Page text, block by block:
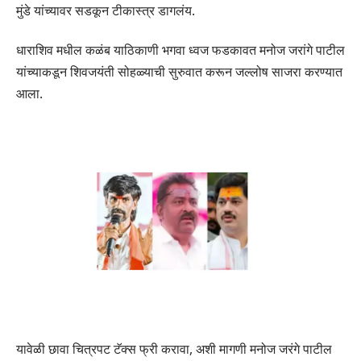
मुंडे यांच्यावर सडकून टीकास्त्र डागलंय.
धाराशिव मधील कळंब याठिकाणी भगवा ध्वज फडकावत मनोज जरांगे पाटील
यांच्याकडून शिवजयंती सोहळ्याची सुरुवात करून जल्लोष साजरा करण्यात
आला.
यावेळी छावा चित्रपट टॅक्स फ्री करावा, अशी मागणी मनोज जरंगे पाटील